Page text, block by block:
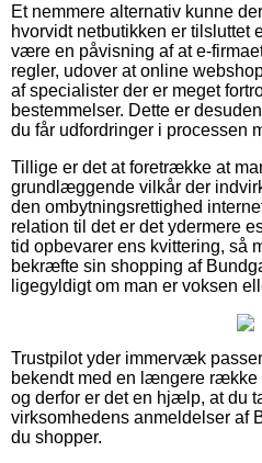
Et nemmere alternativ kunne
hvorvidt netbutikken er tilsluttet
være en påvisning af at e-
regler, udover at online
af specialister der er meget
bestemmelser. Dette er
du får udfordringer i processen
Tillige er det at foretrække at
grundlæggende vilkår der
den ombytningsrettighed
relation til det er det ydermere
tid opbevarer ens kvittering, så
bekræfte sin shopping af
ligegyldigt om man er voksen
Trustpilot yder immervæk
bekendt med en længere
og derfor er det en hjælp, at du
virksomhedens anmeldelser af
du shopper.